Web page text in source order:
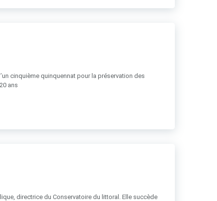
cinquième quinquennat pour la préservation des
ans
directrice du Conservatoire du littoral. Elle succède